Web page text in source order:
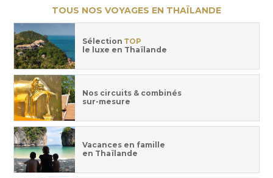
TOUS NOS VOYAGES EN THAÏLANDE
Sélection TOP
le luxe en Thaïlande
Nos circuits & combinés
sur-mesure
Vacances en famille
en Thaïlande